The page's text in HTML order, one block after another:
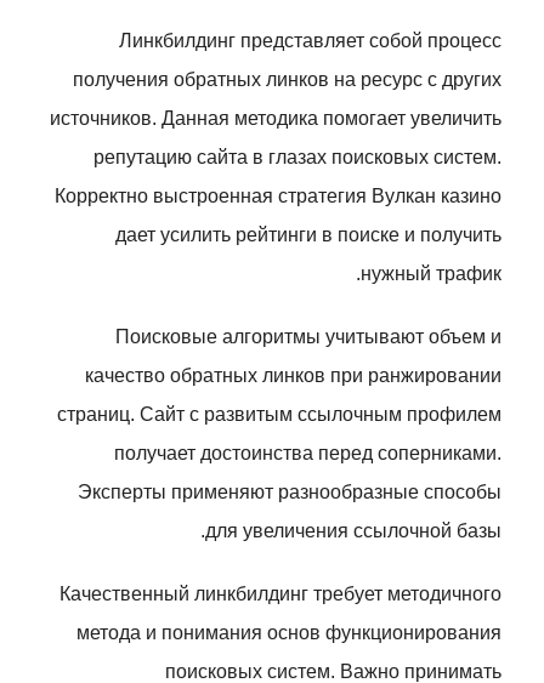
Линкбилдинг представляет собой процесс
получения обратных линков на ресурс с других
источников. Данная методика помогает увеличить
репутацию сайта в глазах поисковых систем.
Корректно выстроенная стратегия Вулкан казино
дает усилить рейтинги в поиске и получить
нужный трафик.
Поисковые алгоритмы учитывают объем и
качество обратных линков при ранжировании
страниц. Сайт с развитым ссылочным профилем
получает достоинства перед соперниками.
Эксперты применяют разнообразные способы
для увеличения ссылочной базы.
Качественный линкбилдинг требует методичного
метода и понимания основ функционирования
поисковых систем. Важно принимать